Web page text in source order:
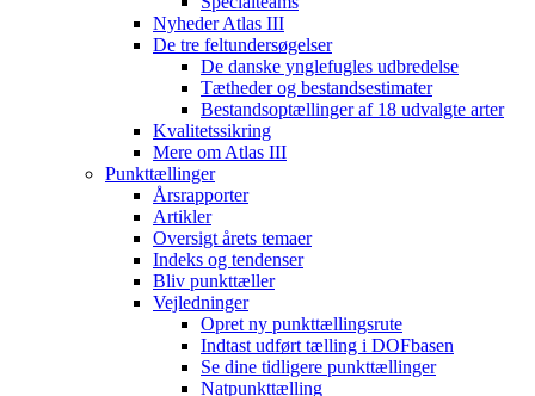
Nyheder Atlas III
De tre feltundersøgelser
De danske ynglefugles udbredelse
Tætheder og bestandsestimater
Bestandsoptællinger af 18 udvalgte arter
Kvalitetssikring
Mere om Atlas III
Punkttællinger
Årsrapporter
Artikler
Oversigt årets temaer
Indeks og tendenser
Bliv punkttæller
Vejledninger
Opret ny punkttællingsrute
Indtast udført tælling i DOFbasen
Se dine tidligere punkttællinger
Natpunkttælling